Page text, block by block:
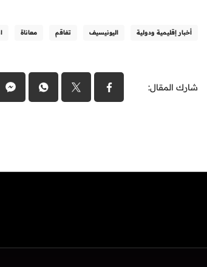
أخبار إقليمية ودولية اليونيسيف تفاقم معاناة
شارك المقال: